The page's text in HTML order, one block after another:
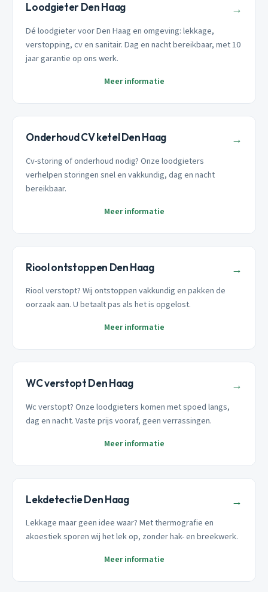
Loodgieter Den Haag →
Dé loodgieter voor Den Haag en omgeving: lekkage,
verstopping, cv en sanitair. Dag en nacht bereikbaar, met 10
jaar garantie op ons werk.
Meer informatie
Onderhoud CV ketel Den Haag →
Cv-storing of onderhoud nodig? Onze loodgieters
verhelpen storingen snel en vakkundig, dag en nacht
bereikbaar.
Meer informatie
Riool ontstoppen Den Haag →
Riool verstopt? Wij ontstoppen vakkundig en pakken de
oorzaak aan. U betaalt pas als het is opgelost.
Meer informatie
WC verstopt Den Haag →
Wc verstopt? Onze loodgieters komen met spoed langs,
dag en nacht. Vaste prijs vooraf, geen verrassingen.
Meer informatie
Lekdetectie Den Haag →
Lekkage maar geen idee waar? Met thermografie en
akoestiek sporen wij het lek op, zonder hak- en breekwerk.
Meer informatie